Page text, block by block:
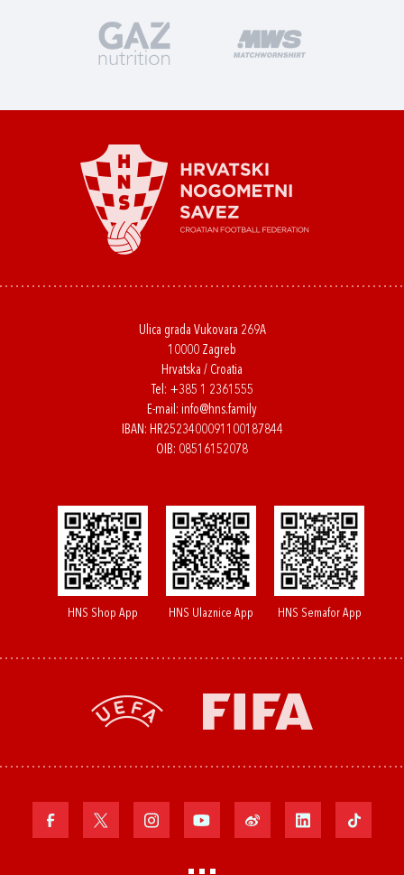
Ulica grada Vukovara 269A
10000 Zagreb
Hrvatska / Croatia
Tel: +385 1 2361555
E-mail: info@hns.family
IBAN: HR2523400091100187844
OIB: 08516152078
HNS Shop App HNS Ulaznice App HNS Semafor App